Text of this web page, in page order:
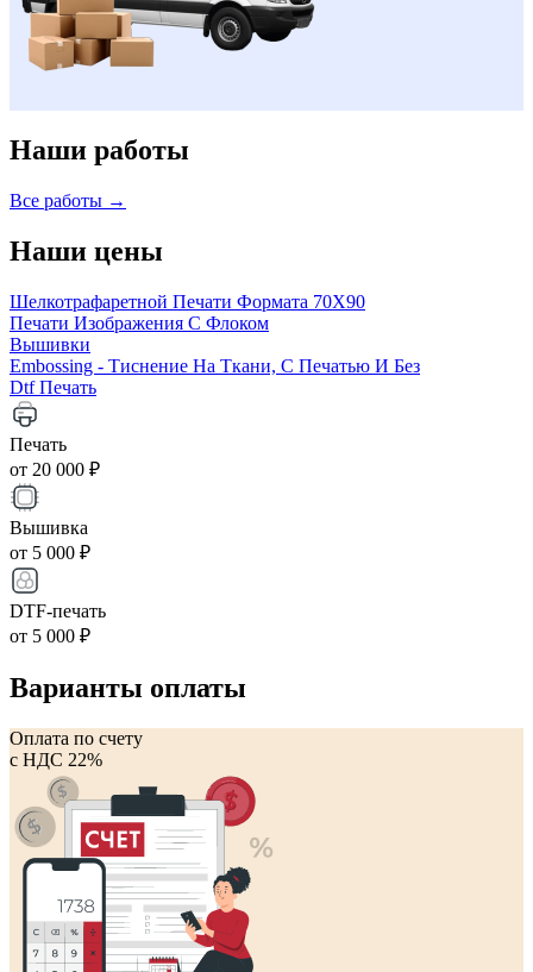
Наши работы
Все работы →
Наши цены
Шелкотрафаретной Печати Формата 70Х90
Печати Изображения С Флоком
Вышивки
Embossing - Тиснение На Ткани, С Печатью И Без
Dtf Печать
Печать
от 20 000 ₽
Вышивка
от 5 000 ₽
DTF-печать
от 5 000 ₽
Варианты оплаты
Оплата по счету
с НДС 22%